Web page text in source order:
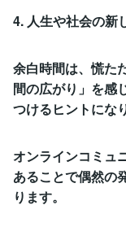
4. 人生や社会の新
余白時間は、慌た
間の広がり」を感
つけるヒントにな
オンラインコミュ
あることで偶然の
ります。